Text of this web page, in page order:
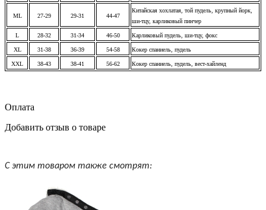
ML 27-29 29-31 44-47
Китайская хохлатая, той пудель, крупный йорк,
ши-тцу, карликовый пинчер
L 28-32 31-34 46-50 Карликовый пудель, ши-тцу, фокс
XL 31-38 36-39 54-58 Кокер спаниель, пудель
XXL 38-43 38-41 56-62 Кокер спаниель, пудель, вест-хайленд
Оплата
Добавить отзыв о товаре
С этим товаром также смотрят: